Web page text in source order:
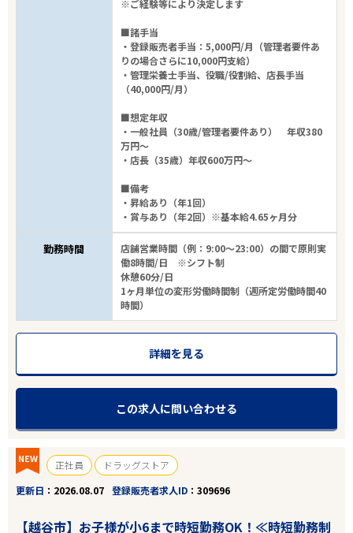
※ご経験等により決定します
■諸手当
・登録販売者手当：5,000円/月（管理者要件あ
りの場合さらに10,000円支給）
・管理栄養士手当、役職/役割給、店長手当
（40,000円/月）
■想定年収
・一般社員（30歳/管理者要件あり） 年収380
万円～
・店長（35歳）年収600万円～
■備考
・昇給あり（年1回）
・賞与あり（年2回）※基本給4.65ヶ月分
勤務時間
店舗営業時間（例：9:00～23:00）の間で原則実
働8時間/日 ※シフト制
休憩60分/日
1ヶ月単位の変形労働時間制（週所定労働時間40
時間）
詳細を見る
この求人に問い合わせる
NEW 正社員
ドラッグストア
更新日
2026.08.07 登録販売者求人ID 309696
【越谷市】お子様が小6まで時短勤務OK！≪時短勤務制